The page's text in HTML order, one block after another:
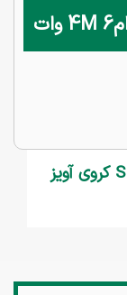
جدول مشخصات چراغ مگنتی SMD کروی آویز